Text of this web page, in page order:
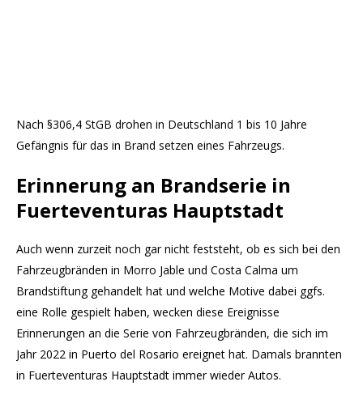
Nach §306,4 StGB drohen in Deutschland 1 bis 10 Jahre
Gefängnis für das in Brand setzen eines Fahrzeugs.
Erinnerung an Brandserie in
Fuerteventuras Hauptstadt
Auch wenn zurzeit noch gar nicht feststeht, ob es sich bei den
Fahrzeugbränden in Morro Jable und Costa Calma um
Brandstiftung gehandelt hat und welche Motive dabei ggfs.
eine Rolle gespielt haben, wecken diese Ereignisse
Erinnerungen an die Serie von Fahrzeugbränden, die sich im
Jahr 2022 in Puerto del Rosario ereignet hat. Damals brannten
in Fuerteventuras Hauptstadt immer wieder Autos.